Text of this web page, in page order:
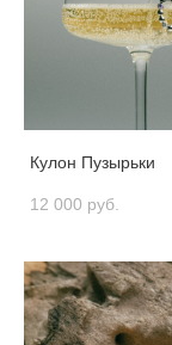
Кулон Пузырьки
12 000 pуб.